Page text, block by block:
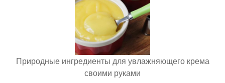
Природные ингредиенты для увлажняющего крема
своими руками